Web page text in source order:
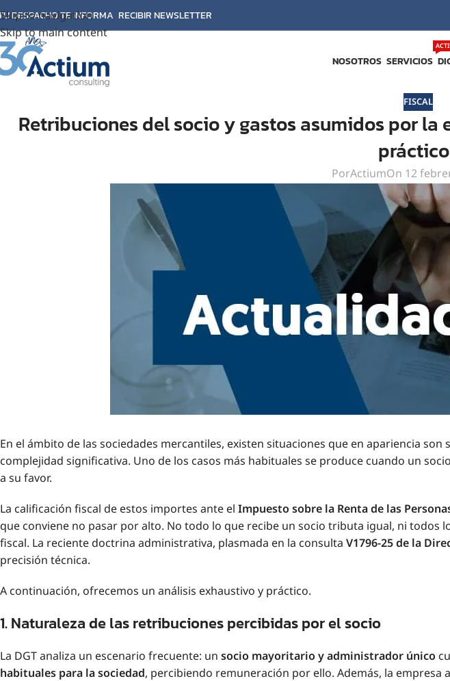
Skip to navigation
Skip to main content
DESPACHO TE INFORMA RECIBIR NEWSLETTER
NOSOTROS SERVICIOS
FISCAL
Retribuciones del socio y gastos asumidos por la
PorActiumOn 12
En el ámbito de las sociedades mercantiles, existen situaciones que en apariencia
complejidad significativa. Uno de los casos más habituales se produce cuando un
a su favor.
La calificación fiscal de estos importes ante el Impuesto sobre la Renta de las
que conviene no pasar por alto. No todo lo que recibe un socio tributa igual, ni todos
fiscal. La reciente doctrina administrativa, plasmada en la consulta V1796-25 de la
precisión técnica.
A continuación, ofrecemos un análisis exhaustivo y práctico.
1. Naturaleza de las retribuciones percibidas por el socio
La DGT analiza un escenario frecuente: un socio mayoritario y administrador único
habituales para la sociedad, percibiendo remuneración por ello. Además, la empresa